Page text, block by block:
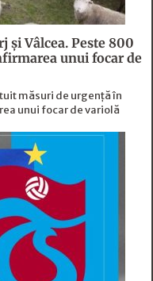
și Vâlcea. Peste 800
unui focar de
măsuri de urgență în
unui focar de variolă